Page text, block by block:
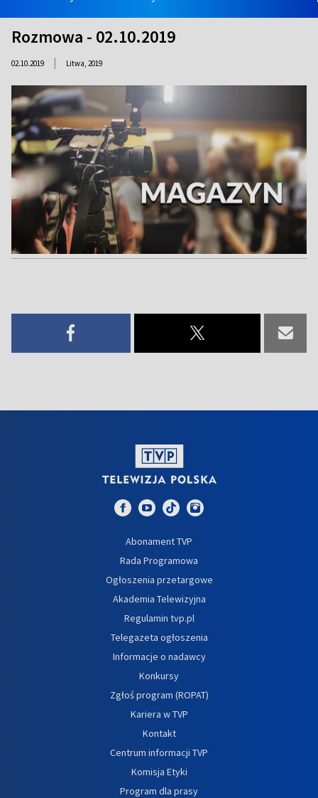
Rozmowa - 02.10.2019
02.10.2019 | Litwa, 2019
Abonament TVP
Rada Programowa
Ogłoszenia przetargowe
Akademia Telewizyjna
Regulamin tvp.pl
Telegazeta ogłoszenia
Informacje o nadawcy
Konkursy
Zgłoś program (ROPAT)
Kariera w TVP
Kontakt
Centrum informacji TVP
Komisja Etyki
Program dla prasy